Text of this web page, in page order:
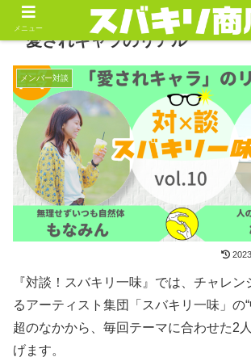
愛されキャラのリアル
メンバー対談
『対談！スバキリ一味』では、チャレ
るアーティスト集団「スバキリ一味」の“
超のなかから、毎回テーマに合わせた2
げます。
メニュー